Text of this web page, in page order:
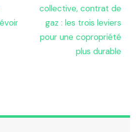
collective, contrat de
gaz : les trois leviers
pour une copropriété
plus durable